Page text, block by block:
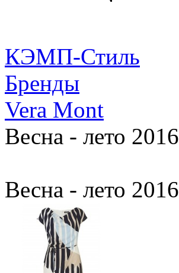
КЭМП-Стиль
Бренды
Vera Mont
Весна - лето 2016
Весна - лето 2016